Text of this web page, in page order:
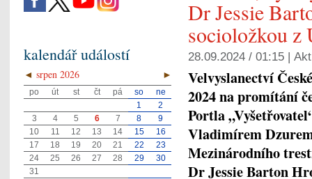
Dr Jessie
socioložkou z
28.09.2024 / 01:15 |
Velvyslanectví
2024 na promítání
Portla
Vladimírem
Mezinárodního
Dr Jessie Barton
kalendář událostí
◄ ►
srpen 2026
po út st čt pá so
ne
1
2
3
4 5 6 7 8
9
10
11 12 13 14 15
16
17
18 19 20 21 22
23
24
25 26 27 28 29
30
31